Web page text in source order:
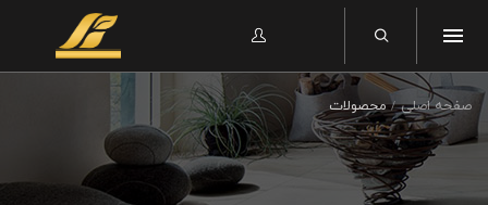
صفحه اصلی محصولات